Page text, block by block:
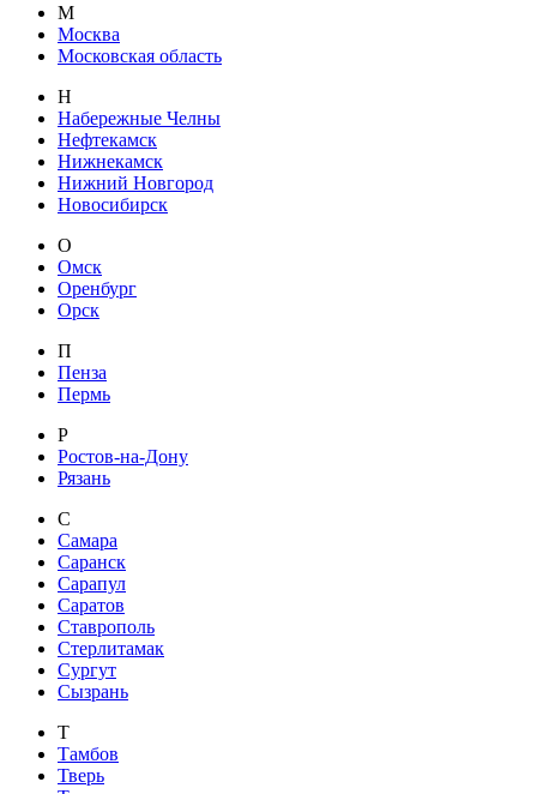
М
Москва
Московская область
Н
Набережные Челны
Нефтекамск
Нижнекамск
Нижний Новгород
Новосибирск
О
Омск
Оренбург
Орск
П
Пенза
Пермь
Р
Ростов-на-Дону
Рязань
С
Самара
Саранск
Сарапул
Саратов
Ставрополь
Стерлитамак
Сургут
Сызрань
Т
Тамбов
Тверь